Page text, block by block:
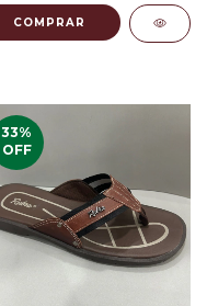
COMPRAR
33%
OFF